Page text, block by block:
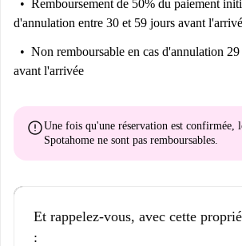
Remboursement de 50% du paiement
d'annulation entre 30 et 59 jours avant
Non remboursable en cas d'annulation
avant l'arrivée
errorUne fois qu'une réservation est confirmée,
Spotahome ne sont pas remboursables.
Et rappelez-vous, avec cette
: